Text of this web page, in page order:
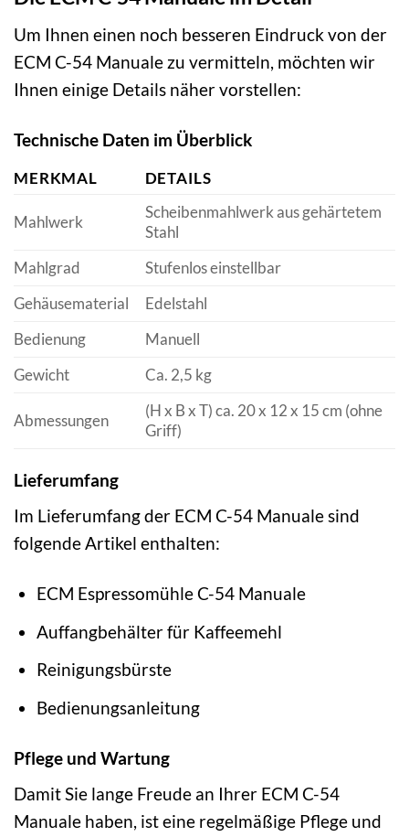
Um Ihnen einen noch besseren Eindruck von der
ECM C-54 Manuale zu vermitteln, möchten wir
Ihnen einige Details näher vorstellen:
Technische Daten im Überblick
MERKMAL DETAILS
Mahlwerk
Scheibenmahlwerk aus gehärtetem
Stahl
Mahlgrad
Stufenlos einstellbar
Gehäusematerial
Edelstahl
Bedienung
Manuell
Gewicht
Ca. 2,5 kg
Abmessungen
(H x B x T) ca. 20 x 12 x 15 cm (ohne
Griff)
Lieferumfang
Im Lieferumfang der ECM C-54 Manuale sind
folgende Artikel enthalten:
ECM Espressomühle C-54 Manuale
Auffangbehälter für Kaffeemehl
Reinigungsbürste
Bedienungsanleitung
Pflege und Wartung
Damit Sie lange Freude an Ihrer ECM C-54
Manuale haben, ist eine regelmäßige Pflege und